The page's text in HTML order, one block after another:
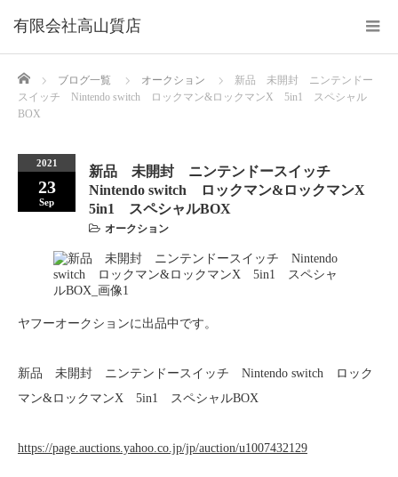
Home ブログ一覧 オークション
新品 未開封 ニンテンドー
スイッチ Nintendo switch ロックマン&ロックマンX 5in1 スペシャル
BOX
2021
23
Sep
新品 未開封 ニンテンドースイッチ
Nintendo switch ロックマン&ロックマンX
5in1 スペシャルBOX
オークション
ヤフーオークションに出品中です。
新品 未開封 ニンテンドースイッチ Nintendo switch ロック
マン&ロックマンX 5in1 スペシャルBOX
https://page.auctions.yahoo.co.jp/jp/auction/u1007432129